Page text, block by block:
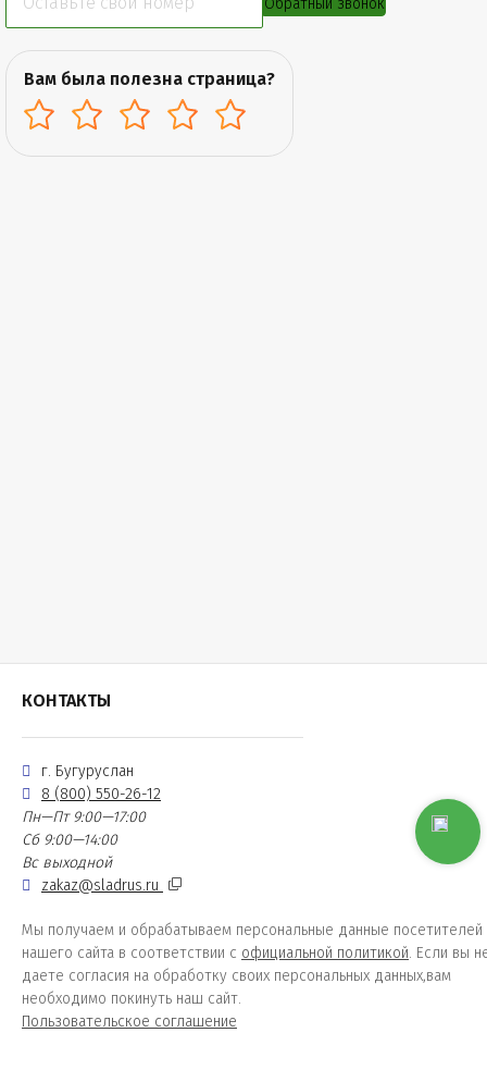
Вам была полезна страница?
КОНТАКТЫ
г. Бугуруслан
8 (800) 550-26-12
Пн—Пт 9:00—17:00
Сб 9:00—14:00
Вс выходной
zakaz@sladrus.ru
Мы получаем и обрабатываем персональные данные посетителей
нашего сайта в соответствии с официальной политикой. Если вы
даете согласия на обработку своих персональных данных,вам
необходимо покинуть наш сайт.
Пользовательское соглашение